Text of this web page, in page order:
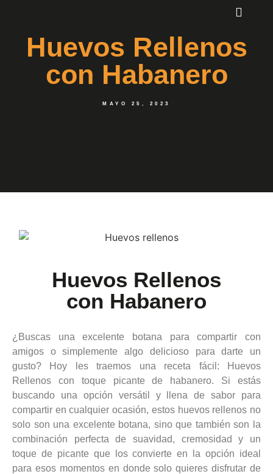
Huevos Rellenos
con Habanero
MAYO 25, 2023
Huevos Rellenos
con Habanero
¿Buscas una excelente botana para compartir con
amigos o simplemente algo delicioso para darte un
gusto? Hoy les traemos una receta fácil: Huevos
Rellenos con toque picante de habanero. Si estás
buscando una opción versátil y llena de sabor para
compartir en cualquier ocasión, estos huevos rellenos no
solo son una excelente botana, sino que también son la
combinación perfecta de suavidad, cremosidad y un
toque de picante que los convierte en la opción ideal
para esos momentos en donde solo quieres disfrutar de